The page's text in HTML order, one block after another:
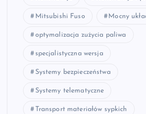
Mitsubishi Fuso Mocny
optymalizacja zużycia paliwa
specjalistyczna wersja
Systemy bezpieczeństwa
Systemy telematyczne
Transport materiałów sypkich